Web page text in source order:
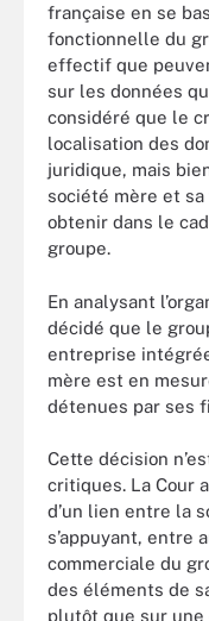
française en se
fonctionnelle du
effectif que
sur les données
considéré que le
localisation des
juridique, mais
société mère et sa
obtenir dans le
groupe.
En analysant
décidé que le
entreprise
mère est en
détenues par ses
Cette décision
critiques. La Cour
d’un lien entre la
s’appuyant, entre
commerciale du
des éléments de
plutôt que sur